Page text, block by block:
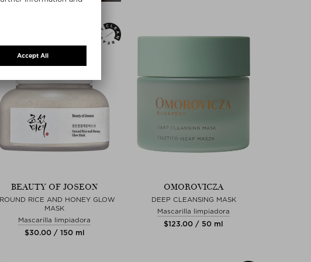
BEAUTY OF JOSEON
RICE AND HONEY GLOW
MASK
Mascarilla limpiadora
$‌30.00 / 150 ml
OMOROVICZA
DEEP CLEANSING MASK
Mascarilla limpiadora
$‌123.00 / 50 ml